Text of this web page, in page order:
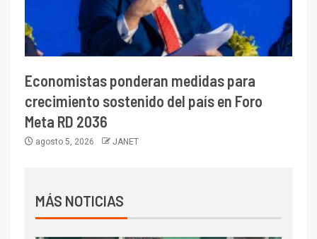
Economistas ponderan medidas para
crecimiento sostenido del país en Foro
Meta RD 2036
agosto 5, 2026 JANET
MÁS NOTICIAS